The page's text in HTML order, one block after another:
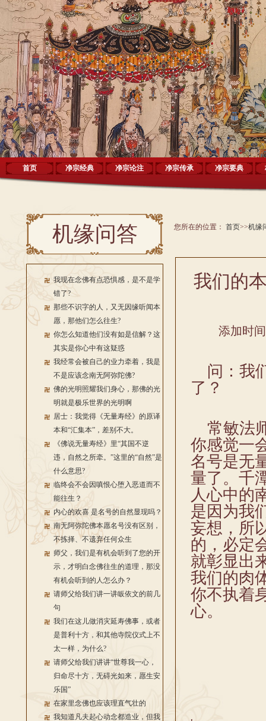
首页 净宗经典 净宗论注 净宗传承 净宗要典
机缘问答
我现在念佛有点恐惧感，是不是学
错了?
那些不识字的人，又无因缘听闻本
愿，那他们怎么往生?
你怎么知道他们没有如是信解？这
其实是你心中有这疑惑
我经常会被自己的业力牵着，我是
不是应该念南无阿弥陀佛?
佛的光明照耀我们身心，那佛的光
明就是极乐世界的光明啊
居士：我觉得《无量寿经》的原译
本和“汇集本”，差别不大。
《佛说无量寿经》里“其国不逆
违，自然之所牵。”这里的“自然”是
什么意思?
临终会不会因嗔恨心堕入恶道而不
能往生？
内心的欢喜 是名号的自然显现吗？
南无阿弥陀佛本愿名号没有区别，
不拣择、不遗弃任何众生
师父，我们是有机会听到了您的开
示，才明白念佛往生的道理，那没
有机会听到的人怎么办？
请师父给我们讲一讲皈依文的前几
句
我们在这儿做消灾延寿佛事，或者
是普利十方，和其他寺院仪式上不
太一样，为什么?
请师父给我们讲讲“世尊我一心，
归命尽十方，无碍光如来，愿生安
乐国”
在家里念佛也应该理直气壮的
我知道凡夫起心动念都造业，但我
您所在的位置： 首页>>机缘
我们的
添加时
问： 我
了？
常敏法
你感觉一
名号是无
量了。千
人心中的
是因为我
妄想，所
的，必定
就彰显出
我们的肉
你不执着
心。